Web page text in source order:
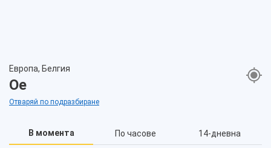
Европа, Белгия
Ое
Отваряй по подразбиране
В момента По часове 14-дневна